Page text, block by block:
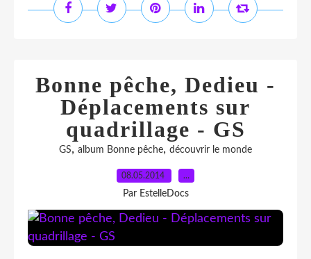
Bonne pêche, Dedieu -
Déplacements sur
quadrillage - GS
GS, album Bonne pêche, découvrir le monde
08.05.2014 …
Par EstelleDocs